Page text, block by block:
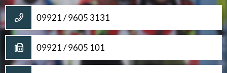
09921 / 9605 3131
09921 / 9605 101